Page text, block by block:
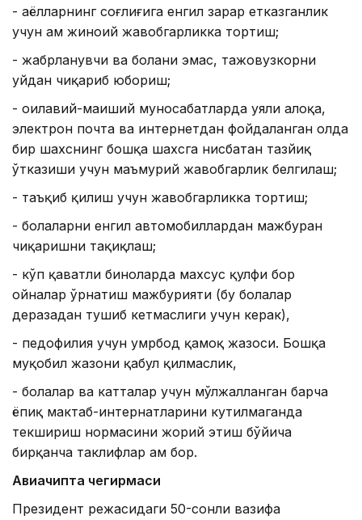
- аёлларнинг соғлиғига енгил зарар етказганлик
учун ҳам жиноий жавобгарликка тортиш;
- жабрланувчи ва болани эмас, тажовузкорни
уйдан чиқариб юбориш;
- оилавий-маиший муносабатларда уяли алоқа,
электрон почта ва интернетдан фойдаланган ҳолда
бир шахснинг бошқа шахсга нисбатан тазйиқ
ўтказиши учун маъмурий жавобгарлик белгилаш;
- таъқиб қилиш учун жавобгарликка тортиш;
- болаларни енгил автомобиллардан мажбуран
чиқаришни тақиқлаш;
- кўп қаватли биноларда махсус қулфи бор
ойналар ўрнатиш мажбурияти (бу болалар
деразадан тушиб кетмаслиги учун керак),
- педофилия учун умрбод қамоқ жазоси. Бошқа
муқобил жазони қабул қилмаслик,
- болалар ва катталар учун мўлжалланган барча
ёпиқ мактаб-интернатларини кутилмаганда
текшириш нормасини жорий этиш бўйича
бирқанча таклифлар ҳам бор.
Авиачипта чегирмаси
Президент режасидаги 50-сонли вазифа